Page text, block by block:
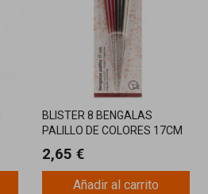
BLISTER 8 BENGALAS
PALILLO DE COLORES 17CM
2,65 €
Añadir al carrito